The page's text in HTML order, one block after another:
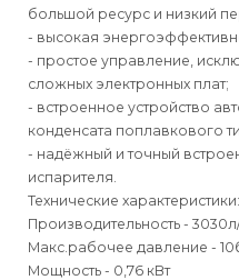
большой ресурс и низкий
- высокая
- простое управление,
сложных электронных плат;
- встроенное устройство
конденсата поплавкового
- надёжный и точный
испарителя.
Технические характеристики:
Производительность -
Макс.рабочее давление -
Мощность - 0,76 кВт